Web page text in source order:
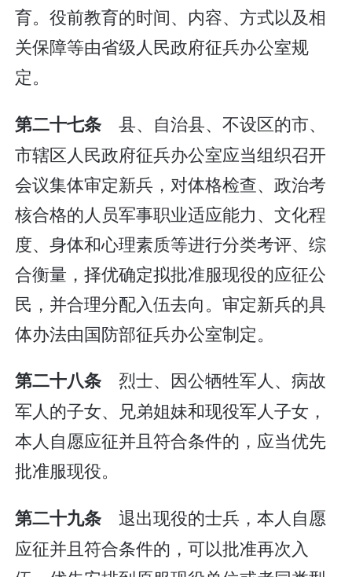
育。役前教育的时间、内容、方式以及相
关保障等由省级人民政府征兵办公室规
定。
第二十七条 县、自治县、不设区的市、
市辖区人民政府征兵办公室应当组织召开
会议集体审定新兵，对体格检查、政治考
核合格的人员军事职业适应能力、文化程
度、身体和心理素质等进行分类考评、综
合衡量，择优确定拟批准服现役的应征公
民，并合理分配入伍去向。审定新兵的具
体办法由国防部征兵办公室制定。
第二十八条 烈士、因公牺牲军人、病故
军人的子女、兄弟姐妹和现役军人子女，
本人自愿应征并且符合条件的，应当优先
批准服现役。
第二十九条 退出现役的士兵，本人自愿
应征并且符合条件的，可以批准再次入